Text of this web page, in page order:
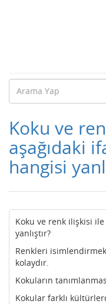
Koku ve
aşağıdaki
hangisi
Koku ve renk ilişkisi
yanlıştır?
Renkleri
kolaydır.
Kokuların
Kokular farklı